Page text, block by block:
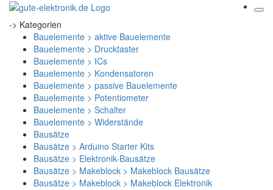
-> Kategorien
Bauelemente > aktive Bauelemente
Bauelemente > Drucktaster
Bauelemente > ICs
Bauelemente > Kondensatoren
Bauelemente > passive Bauelemente
Bauelemente > Potentiometer
Bauelemente > Schalter
Bauelemente > Widerstände
Bausätze
Bausätze > Arduino Starter Kits
Bausätze > Elektronik-Bausätze
Bausätze > Makeblock > Makeblock Bausätze
Bausätze > Makeblock > Makeblock Elektronik